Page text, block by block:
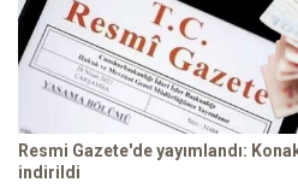
Resmi Gazete'de yayımlandı:
indirildi